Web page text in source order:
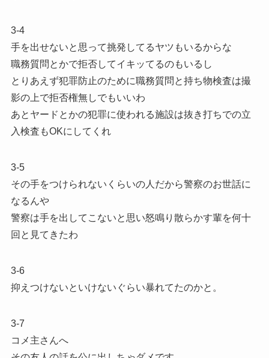
3-4
手を出せないと思って挑発してるヤツもいるからな
職務質問とかで拒否してイキッてるのもいるし
とりあえず犯罪防止のために職務質問と持ち物検査は撮
影の上で拒否権無しでもいいわ
あとヤードとかの犯罪に使われる施設は抜き打ちでの立
入検査もOKにしてくれ
3-5
その手をつけられないくらいの人だから警察のお世話に
なるんや
警察は手を出してこないと思い怒鳴り散らかす輩を何十
回と見てきたわ
3-6
抑えつけないといけないぐらい暴れてたのかと。
3-7
コメ主さんへ